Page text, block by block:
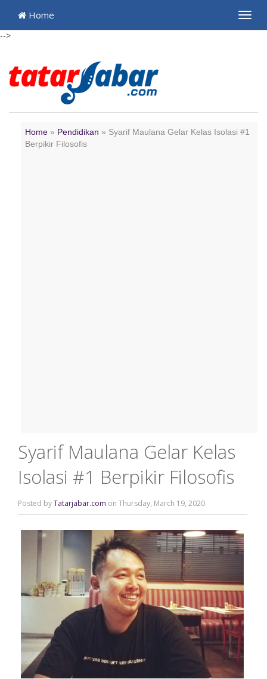
-->
Home
Home » Pendidikan » Syarif Maulana Gelar Kelas Isolasi #1
Berpikir Filosofis
Syarif Maulana Gelar Kelas
Isolasi #1 Berpikir Filosofis
Posted byTatarjabar.com on Thursday, March 19, 2020